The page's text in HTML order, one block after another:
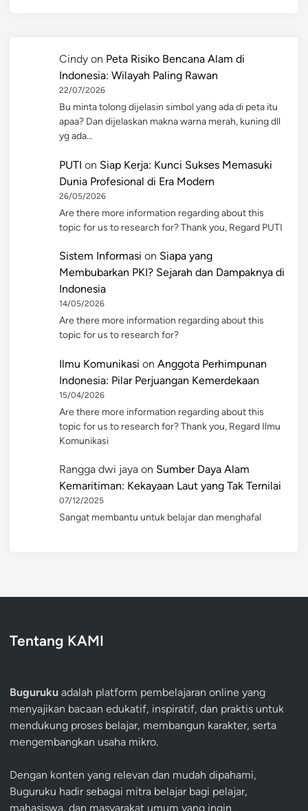
Cindy on Peta Risiko Bencana Alam di
Indonesia: Wilayah Paling Rawan
22/07/2026
Bu minta tolong dijelasin simbol yang ada di peta itu
apaa? Dan dijelaskan makna warna merah, kuning dll
yg ada…
PUTI on Siap Kerja: Kunci Sukses Memasuki
Dunia Profesional di Era Modern
26/05/2026
Are there more information regarding about this
topic for us to research for? Thank you, Regard PUTI
Sistem Informasi on Siapa yang
Membubarkan PKI? Sejarah dan Dampaknya di
Indonesia
14/05/2026
Are there more information regarding about this
topic for us to research for?
Ilmu Komunikasi on Anggota Perhimpunan
Indonesia: Pilar Perjuangan Kemerdekaan
15/04/2026
Are there more information regarding about this
topic for us to research for? Thank you, Regard Ilmu
Komunikasi
Rangga dwi jaya on Sumber Daya Alam
Kemaritiman: Kekayaan Laut yang Tak Ternilai
07/12/2025
Sangat membantu untuk belajar dan menghafal
Tentang KAMI
Buguruku adalah platform pembelajaran online yang
menyajikan bacaan edukatif, inspiratif, dan praktis untuk
mendukung proses belajar, membangun karakter, serta
mengembangkan usaha mikro.
Dengan konten yang relevan dan mudah dipahami,
Buguruku hadir sebagai mitra belajar bagi pelajar,
mahasiswa, dan masyarakat umum yang ingin